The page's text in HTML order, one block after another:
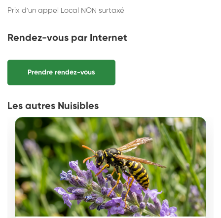
Prix d'un appel Local NON surtaxé
Rendez-vous par Internet
Prendre rendez-vous
Les autres Nuisibles